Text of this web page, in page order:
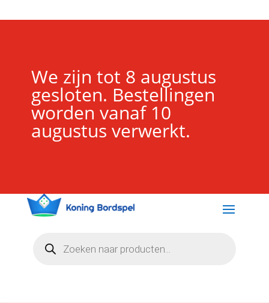
We zijn tot 8 augustus
gesloten. Bestellingen
worden vanaf 10
augustus verwerkt.
zoeken